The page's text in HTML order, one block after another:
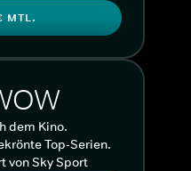
MTL.
dem Kino.
Top-Serien.
von Sky Sport